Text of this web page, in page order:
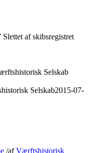
af skibsregistret
Selskab
Selskab2015-07-
/afVærftshistorisk